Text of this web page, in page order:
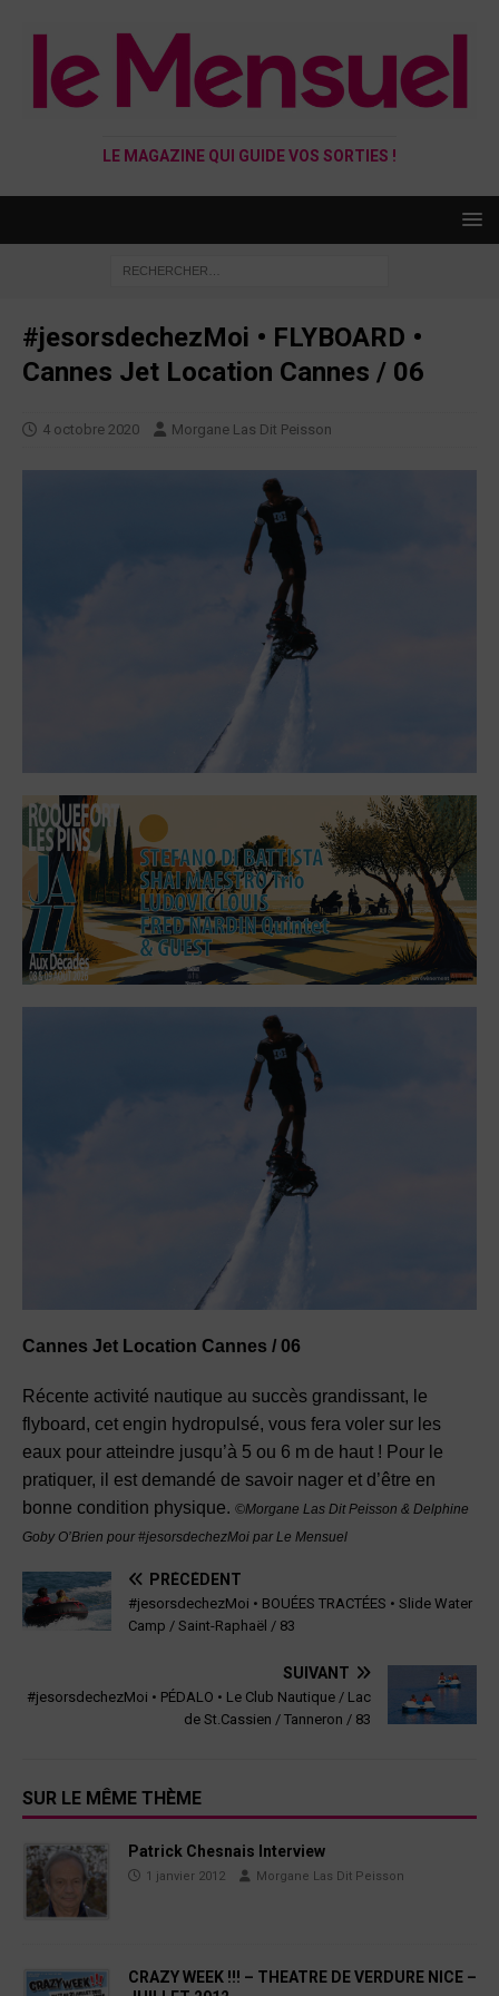
LE MAGAZINE QUI GUIDE VOS SORTIES !
#jesorsdechezMoi • FLYBOARD •
Cannes Jet Location Cannes / 06
4 octobre 2020 Morgane Las Dit Peisson
Cannes Jet Location Cannes / 06
Récente activité nautique au succès grandissant, le
flyboard, cet engin hydropulsé, vous fera voler sur les
eaux pour atteindre jusqu’à 5 ou 6 m de haut ! Pour le
pratiquer, il est demandé de savoir nager et d’être en
bonne condition physique. ©Morgane Las Dit Peisson & Delphine
Goby O’Brien pour #jesorsdechezMoi par Le Mensuel
PRÉCÉDENT
#jesorsdechezMoi • BOUÉES TRACTÉES • Slide Water
Camp / Saint-Raphaël / 83
SUIVANT
#jesorsdechezMoi • PÉDALO • Le Club Nautique / Lac
de St.Cassien / Tanneron / 83
SUR LE MÊME THÈME
Patrick Chesnais Interview
1 janvier 2012 Morgane Las Dit Peisson
CRAZY WEEK !!! – THEATRE DE VERDURE NICE –